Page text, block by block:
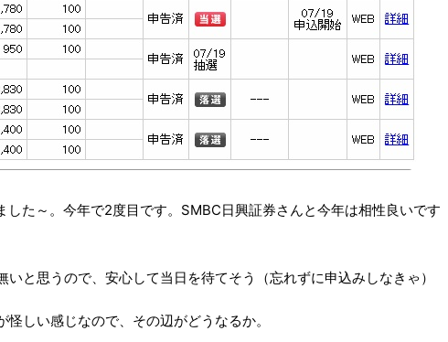
した～。今年で2度目です。SMBC日興証券さんと今年は相性良いです
いと思うので、安心して当日を待てそう（忘れずに申込みしなきゃ）
しい感じなので、その辺がどうなるか。